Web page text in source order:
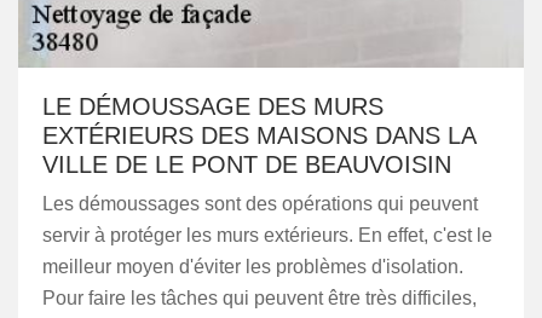
LE DÉMOUSSAGE DES MURS
EXTÉRIEURS DES MAISONS DANS LA
VILLE DE LE PONT DE BEAUVOISIN
Les démoussages sont des opérations qui peuvent
servir à protéger les murs extérieurs. En effet, c'est le
meilleur moyen d'éviter les problèmes d'isolation.
Pour faire les tâches qui peuvent être très difficiles,